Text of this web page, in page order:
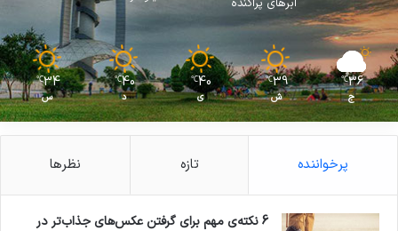
36
℃
ج
39
℃
ش
40
℃
ی
40
℃
د
34
℃
س
پرخواننده تازه نظرها
6 نکته‌ی مهم برای گرفتن عکس‌های جذاب‌تر در